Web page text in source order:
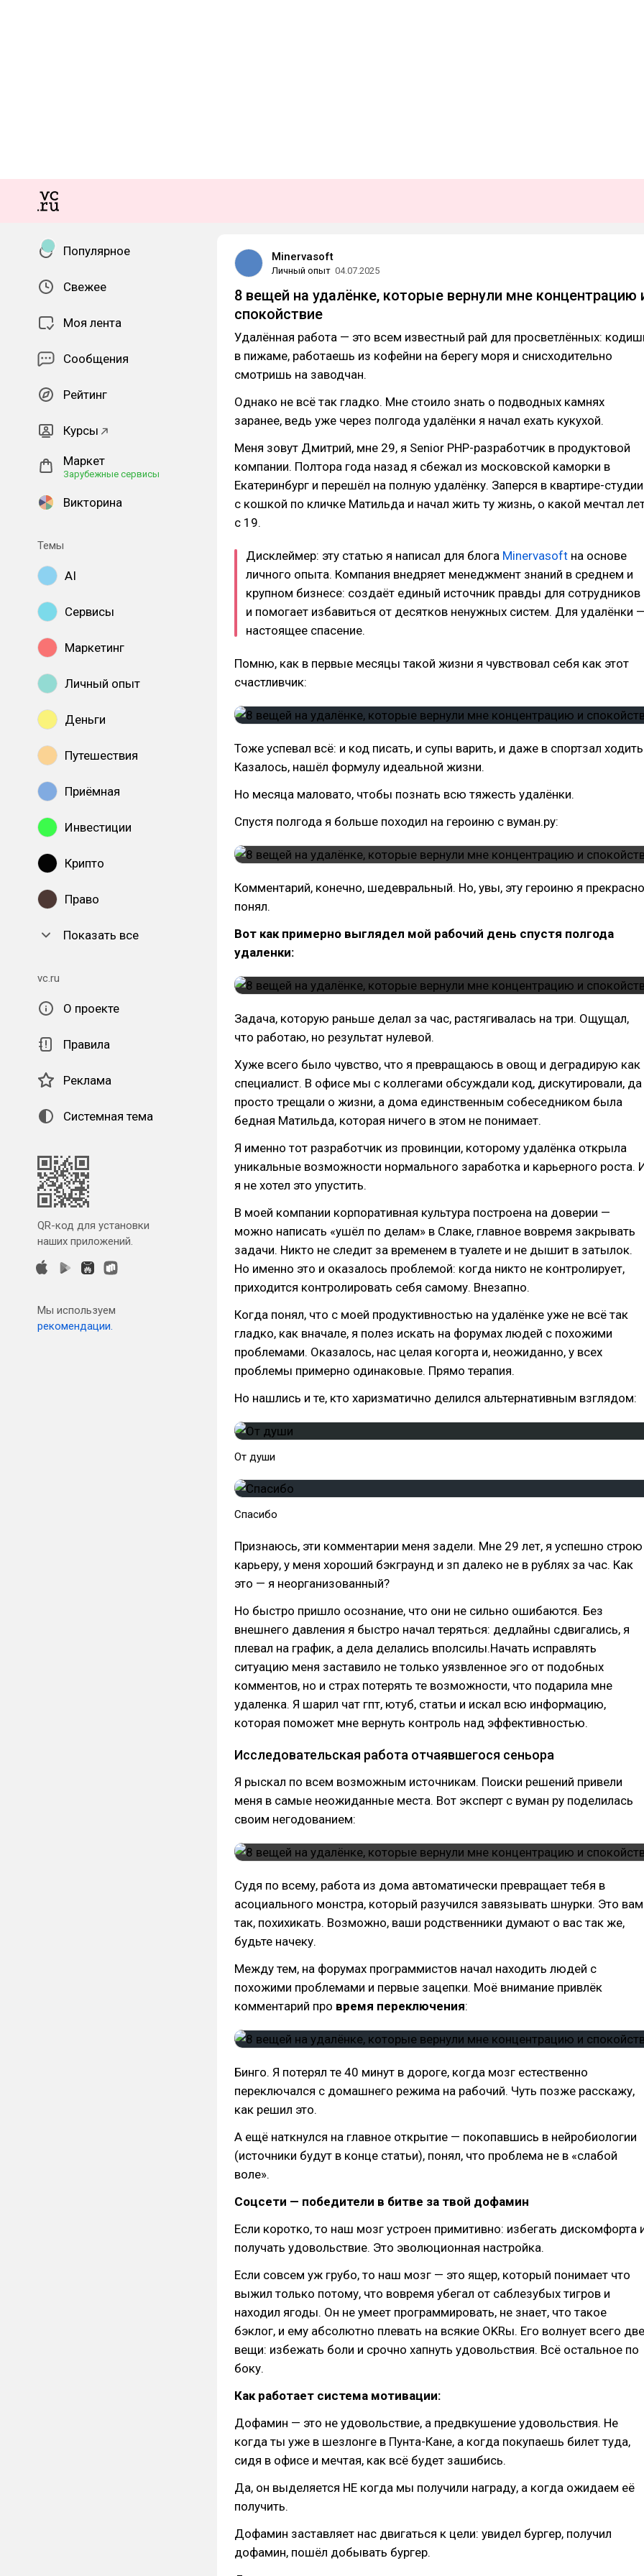
Популярное
Свежее
Моя лента
Сообщения
Рейтинг
Курсы
Маркет
Зарубежные сервисы
Викторина
Темы
AI
Сервисы
Маркетинг
Личный опыт
Деньги
Путешествия
Приёмная
Инвестиции
Крипто
Право
Показать все
vc.ru
О проекте
Правила
Реклама
Системная тема
QR-код для установки
наших приложений.
Мы используем
рекомендации.
Minervasoft
Личный опыт 04.07.2025
8 вещей на удалёнке, которые вернули мне концентрацию
спокойствие
Удалённая работа — это всем известный рай для просветлённых:
в пижаме, работаешь из кофейни на берегу моря и снисходительно
смотришь на заводчан.
Однако не всё так гладко. Мне стоило знать о подводных камнях
заранее, ведь уже через полгода удалёнки я начал ехать кукухой.
Меня зовут Дмитрий, мне 29, я Senior PHP-разработчик в продуктовой
компании. Полтора года назад я сбежал из московской каморки в
Екатеринбург и перешёл на полную удалёнку. Заперся в квартире-студии
с кошкой по кличке Матильда и начал жить ту жизнь, о какой мечтал
с 19.
Дисклеймер: эту статью я написал для блога Minervasoft на основе
личного опыта. Компания внедряет менеджмент знаний в среднем и
крупном бизнесе: создаёт единый источник правды для сотрудников
и помогает избавиться от десятков ненужных систем. Для удалёнки
настоящее спасение.
Помню, как в первые месяцы такой жизни я чувствовал себя как этот
счастливчик:
Тоже успевал всё: и код писать, и супы варить, и даже в спортзал
Казалось, нашёл формулу идеальной жизни.
Но месяца маловато, чтобы познать всю тяжесть удалёнки.
Спустя полгода я больше походил на героиню с вуман.ру:
Комментарий, конечно, шедевральный. Но, увы, эту героиню я прекрасно
понял.
Вот как примерно выглядел мой рабочий день спустя полгода
удаленки:
Задача, которую раньше делал за час, растягивалась на три. Ощущал,
что работаю, но результат нулевой.
Хуже всего было чувство, что я превращаюсь в овощ и деградирую как
специалист. В офисе мы с коллегами обсуждали код, дискутировали, да
просто трещали о жизни, а дома единственным собеседником была
бедная Матильда, которая ничего в этом не понимает.
Я именно тот разработчик из провинции, которому удалёнка открыла
уникальные возможности нормального заработка и карьерного роста.
я не хотел это упустить.
В моей компании корпоративная культура построена на доверии —
можно написать «ушёл по делам» в Слаке, главное вовремя закрывать
задачи. Никто не следит за временем в туалете и не дышит в затылок.
Но именно это и оказалось проблемой: когда никто не контролирует,
приходится контролировать себя самому. Внезапно.
Когда понял, что с моей продуктивностью на удалёнке уже не всё так
гладко, как вначале, я полез искать на форумах людей с похожими
проблемами. Оказалось, нас целая когорта и, неожиданно, у всех
проблемы примерно одинаковые. Прямо терапия.
Но нашлись и те, кто харизматично делился альтернативным взглядом:
От души
Спасибо
Признаюсь, эти комментарии меня задели. Мне 29 лет, я успешно строю
карьеру, у меня хороший бэкграунд и зп далеко не в рублях за час. Как
это — я неорганизованный?
Но быстро пришло осознание, что они не сильно ошибаются. Без
внешнего давления я быстро начал теряться: дедлайны сдвигались, я
плевал на график, а дела делались вполсилы.Начать исправлять
ситуацию меня заставило не только уязвленное эго от подобных
комментов, но и страх потерять те возможности, что подарила мне
удаленка. Я шарил чат гпт, ютуб, статьи и искал всю информацию,
которая поможет мне вернуть контроль над эффективностью.
Исследовательская работа отчаявшегося сеньора
Я рыскал по всем возможным источникам. Поиски решений привели
меня в самые неожиданные места. Вот эксперт с вуман ру поделилась
своим негодованием:
Судя по всему, работа из дома автоматически превращает тебя в
асоциального монстра, который разучился завязывать шнурки. Это вам
так, похихикать. Возможно, ваши родственники думают о вас так же,
будьте начеку.
Между тем, на форумах программистов начал находить людей с
похожими проблемами и первые зацепки. Моё внимание привлёк
комментарий про время переключения:
Бинго. Я потерял те 40 минут в дороге, когда мозг естественно
переключался с домашнего режима на рабочий. Чуть позже расскажу,
как решил это.
А ещё наткнулся на главное открытие — покопавшись в нейробиологии
(источники будут в конце статьи), понял, что проблема не в «слабой
воле».
Соцсети — победители в битве за твой дофамин
Если коротко, то наш мозг устроен примитивно: избегать дискомфорта
получать удовольствие. Это эволюционная настройка.
Если совсем уж грубо, то наш мозг — это ящер, который понимает что
выжил только потому, что вовремя убегал от саблезубых тигров и
находил ягоды. Он не умеет программировать, не знает, что такое
бэклог, и ему абсолютно плевать на всякие OKRы. Его волнует всего две
вещи: избежать боли и срочно хапнуть удовольствия. Всё остальное по
боку.
Как работает система мотивации:
Дофамин — это не удовольствие, а предвкушение удовольствия. Не
когда ты уже в шезлонге в Пунта-Кане, а когда покупаешь билет туда,
сидя в офисе и мечтая, как всё будет зашибись.
Да, он выделяется НЕ когда мы получили награду, а когда ожидаем её
получить.
Дофамин заставляет нас двигаться к цели: увидел бургер, получил
дофамин, пошёл добывать бургер.